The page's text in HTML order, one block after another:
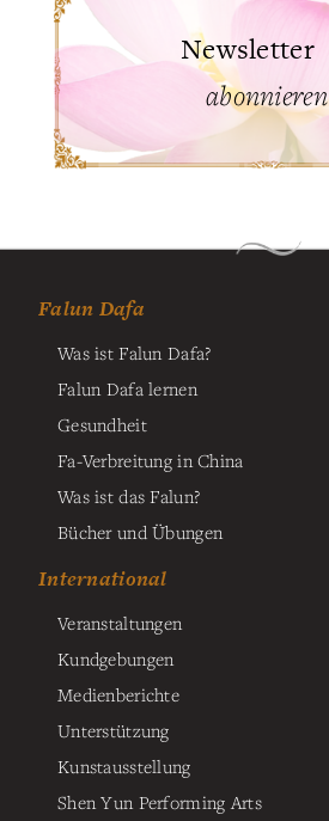
abonnieren
Newsletter
Falun Dafa
Was ist Falun Dafa?
Falun Dafa lernen
Gesundheit
Fa-Verbreitung in China
Was ist das Falun?
Bücher und Übungen
International
Veranstaltungen
Kundgebungen
Medienberichte
Unterstützung
Kunstausstellung
Shen Yun Performing Arts